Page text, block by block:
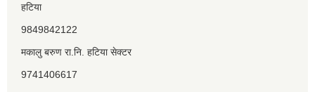
हटिया
9849842122
मकालु बरुण रा.नि. हटिया सेक्टर
9741406617